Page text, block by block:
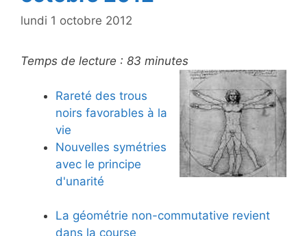
lundi 1 octobre 2012
Temps de lecture : 83 minutes
Rareté des trous
noirs favorables à la
vie
Nouvelles symétries
avec le principe
d'unarité
La géométrie non-commutative revient
dans la course